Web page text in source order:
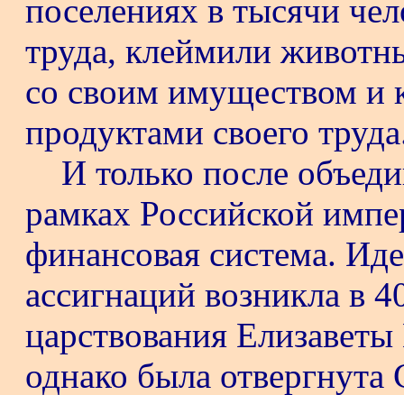
поселениях в тысячи
труда, клеймили
со своим имуществом и
продуктами своего
И только после
рамках Российской
финансовая система.
ассигнаций возникла в
царствования
однако была